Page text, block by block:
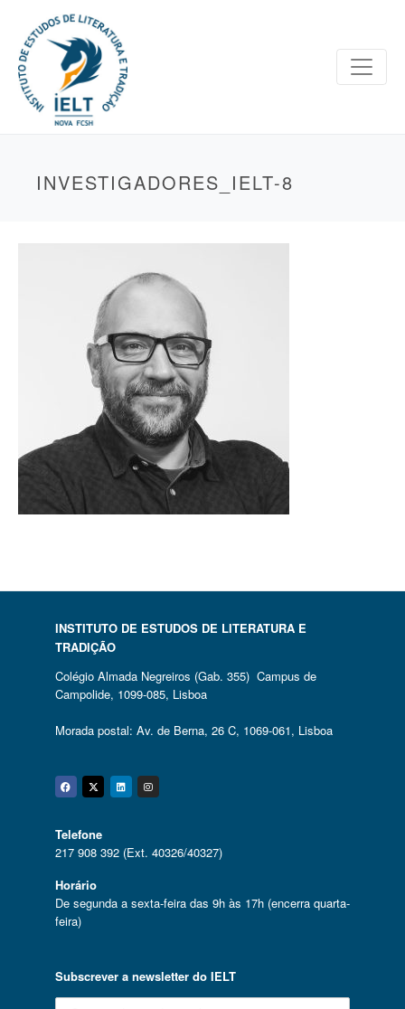
INVESTIGADORES_IELT-8
INSTITUTO DE ESTUDOS DE LITERATURA E
TRADIÇÃO
Colégio Almada Negreiros (Gab. 355) Campus de
Campolide, 1099-085, Lisboa
Morada postal: Av. de Berna, 26 C, 1069-061, Lisboa
Facebook
Twitter
Linkedin
Instagram
Telefone
217 908 392 (Ext. 40326/40327)
Horário
De segunda a sexta-feira das 9h às 17h (encerra quarta-
feira)
Subscrever a newsletter do IELT